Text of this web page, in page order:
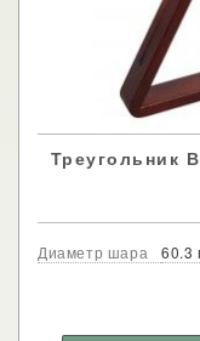
Треугольник
Диаметр шара 60.3